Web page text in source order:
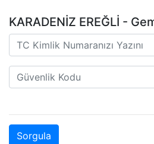
KARADENİZ EREĞLİ -
Sorgula